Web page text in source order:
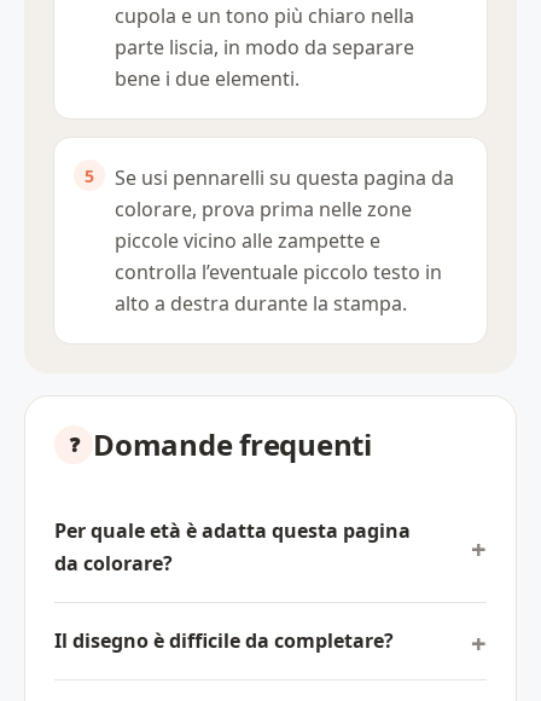
cupola e un tono più chiaro nella
parte liscia, in modo da separare
bene i due elementi.
Se usi pennarelli su questa pagina da
colorare, prova prima nelle zone
piccole vicino alle zampette e
controlla l’eventuale piccolo testo in
alto a destra durante la stampa.
Domande frequenti
Per quale età è adatta questa pagina
da colorare?
Il disegno è difficile da completare?